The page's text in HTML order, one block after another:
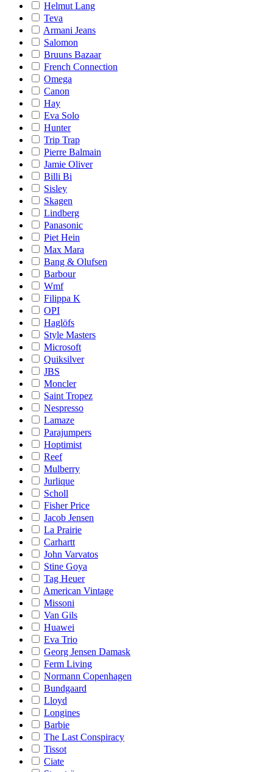
Helmut Lang
Teva
Armani Jeans
Salomon
Bruuns Bazaar
French Connection
Omega
Canon
Hay
Eva Solo
Hunter
Trip Trap
Pierre Balmain
Jamie Oliver
Billi Bi
Sisley
Skagen
Lindberg
Panasonic
Piet Hein
Max Mara
Bang & Olufsen
Barbour
Wmf
Filippa K
OPI
Haglöfs
Style Masters
Microsoft
Quiksilver
JBS
Moncler
Saint Tropez
Nespresso
Lamaze
Parajumpers
Hoptimist
Reef
Mulberry
Jurlique
Scholl
Fisher Price
Jacob Jensen
La Prairie
Carhartt
John Varvatos
Stine Goya
Tag Heuer
American Vintage
Missoni
Van Gils
Huawei
Eva Trio
Georg Jensen Damask
Ferm Living
Normann Copenhagen
Bundgaard
Lloyd
Longines
Barbie
The Last Conspiracy
Tissot
Ciate